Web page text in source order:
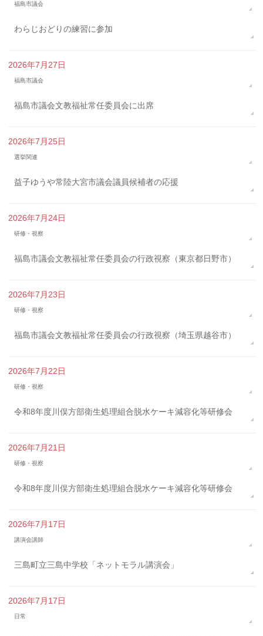
福島市議会
わらじおどりの練習に参加
2026年7月27日
福島市議会
福島市議会文教福祉常任委員会に出席
2026年7月25日
選挙関連
益子ゆうや常陸大宮市議会議員候補者の応援
2026年7月24日
研修・視察
福島市議会文教福祉常任委員会の行政視察（東京都日野市）
2026年7月23日
研修・視察
福島市議会文教福祉常任委員会の行政視察（埼玉県越谷市）
2026年7月22日
研修・視察
令和8年度川俣方部衛生処理組合脱水ケーキ減容化等研修会
2026年7月21日
研修・視察
令和8年度川俣方部衛生処理組合脱水ケーキ減容化等研修会
2026年7月17日
講演会講師
三島町立三島中学校「ネットモラル講演会」
2026年7月17日
日常